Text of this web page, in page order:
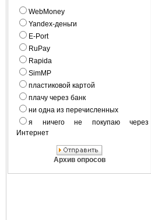
WebMoney
Yandex-деньги
E-Port
RuPay
Rapida
SimMP
пластиковой картой
плачу через банк
ни одна из перечисленных
я ничего не покупаю через
Интернет
Архив опросов